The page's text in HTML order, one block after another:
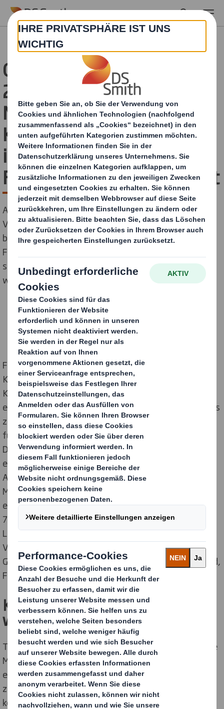
Skip to main content
Gegen den Trend: Bis
2030 werden 21,8
Milliarden
Kunststoffverpackungen
im europäischen Online-
Fashionhandel verwendet
Aktuelle Ergebnisse einer Marktanalyse und einer
Verbraucherbefragung im Auftrag von DS Smith
belegen, dass Kunststoffverpackungen im Online-
Fashionhandel weiter signifikant zunehmen - obwohl
sich die Mehrheit der Europäer:innen Alternativen
wünscht.
Fast drei Viertel der Menschen in den europäischen
Kernmärkten[1](74 %) sprechen sich für ein Ende der
Kunststoffverpackungen im Onlinehandel aus, sofern
ein Ersatz aus Wellpappe oder Papier verfügbar ist - das
zeigt eine Umfrage von DS Smith, einem der weltweit
führenden Anbieter von Verpackungen aus Wellpappe.
Dennoch verschickten Online-Modehändler laut einer
ergänzenden Analyse von Development Economics im
Auftrag von DS Smith allein im vergangenen Jahr 2,9
Milliarden Kunststoffversandtaschen in sechs
europäischen Schlüsselmärkten. Das entspricht etwa
7,8 Millionen Verpackungen pro Tag. Im europäischen
Ländervergleich des Einsatzes von „sekundären“[2]
Versandverpackungen aus Kunststoff liegt
Großbritannien an der Spitze, gefolgt von Deutschland,
Frankreich, Spanien, Italien und Polen.
Kunststoffverbrauch wird
weiter steigen
Trotz steigender Nachfrage nach Alternativen wird die
Menge an sekundären Kunststoffverpackungen im
europäischen Online-Modehandel bis 2030 um 47 %
zunehmen. Die Anzahl der Kunststoffverpackungen
könnte in diesem Zeitraum auf bis zu 4,2 Milliarden pro